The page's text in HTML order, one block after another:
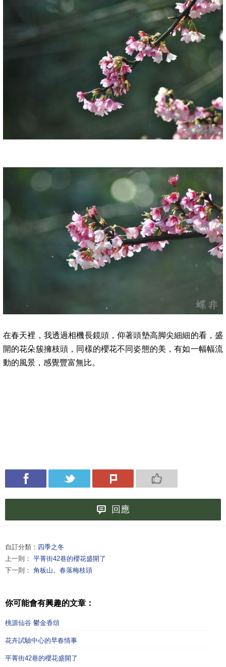
在春天裡，我透過相機長鏡頭，仰著頭墊高脚尖細細的看， 盛
開的花朵簇擁枝頭，同樣的櫻花不同姿態的美，有如一幅幅流
動的風景， 感覺豐富無比。
回應
自訂分類： 四季之冬
上一則： 平菁街42巷的櫻花盛開了
下一則： 角板山。春落梅枝頭
你可能會有興趣的文章：
桃源仙谷 鬱金香頌
花卉試驗中心的早春情事
平菁街42巷的櫻花盛開了